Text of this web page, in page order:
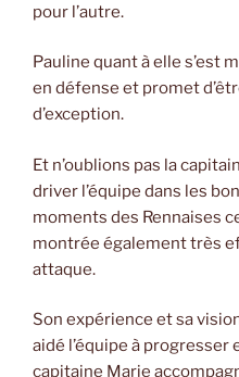
pour l’autre.
Pauline quant à elle s’est
en défense et promet
d’exception.
Et n’oublions pas la
driver l’équipe dans les
moments des Rennaises
montrée également très
attaque.
Son expérience et sa
aidé l’équipe à progresser
capitaine Marie